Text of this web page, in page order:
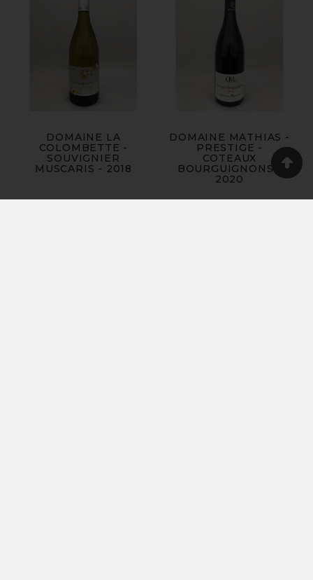
DOMAINE LA
COLOMBETTE -
SOUVIGNIER
MUSCARIS - 2018
DOMAINE MATHIAS -
PRESTIGE -
COTEAUX
BOURGUIGNONS -
2020